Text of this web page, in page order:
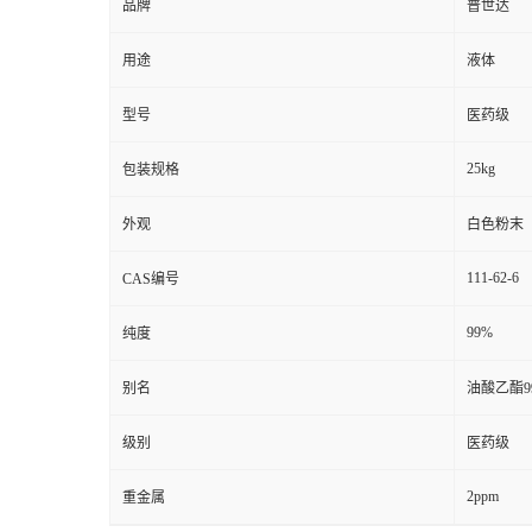
品牌 普世达
用途 液体
型号 医药级
包装规格 25kg
外观 白色粉末
CAS编号 111-62-6
纯度 99%
别名 油酸乙酯
级别 医药级
重金属 2ppm